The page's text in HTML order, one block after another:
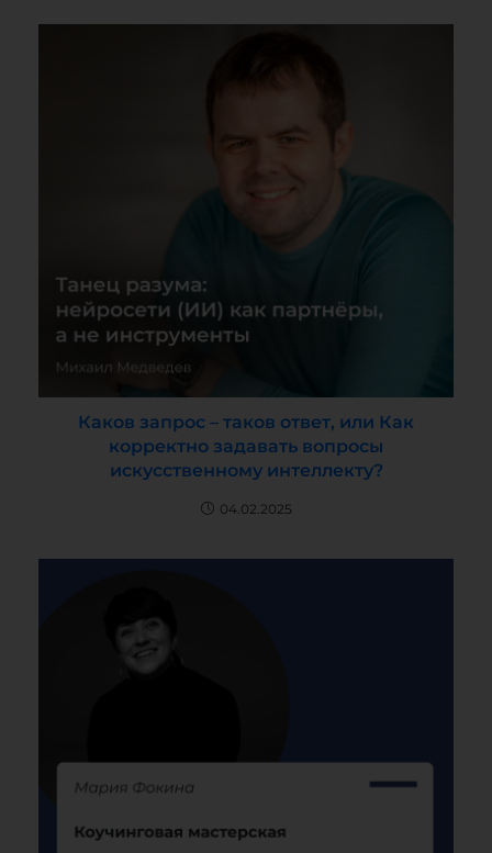
Каков запрос – таков ответ, или Как
корректно задавать вопросы
искусственному интеллекту?
04.02.2025